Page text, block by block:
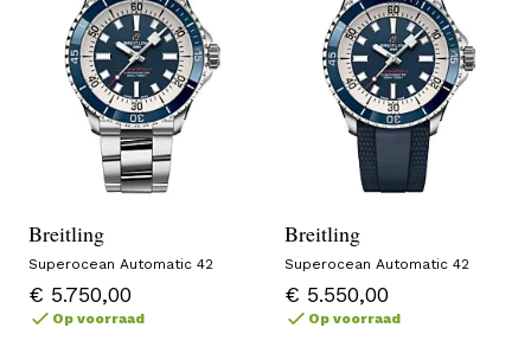
Breitling
Superocean Automatic 42
€ 5.750,00
Op voorraad
Breitling
Superocean Automatic 42
€ 5.550,00
Op voorraad